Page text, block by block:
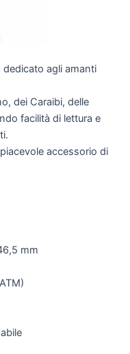
dedicato agli amanti
dei Caraibi, delle
facilità di lettura e
accessorio di
mm